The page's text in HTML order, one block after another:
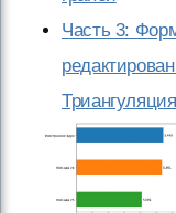
Часть 3: